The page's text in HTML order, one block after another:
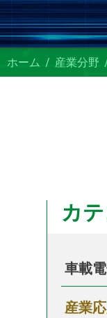
ホーム 産業分野
カ
車載
産業